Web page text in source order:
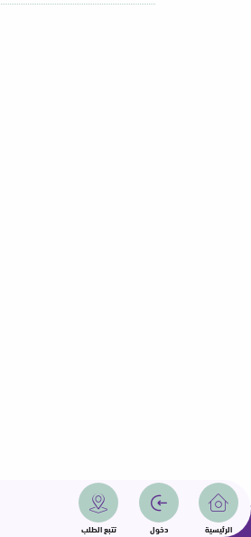
الرئيسية دخول تتبع الطلب
جميع الحقوق محفوظة | سمامة 2025 | دولة قطر